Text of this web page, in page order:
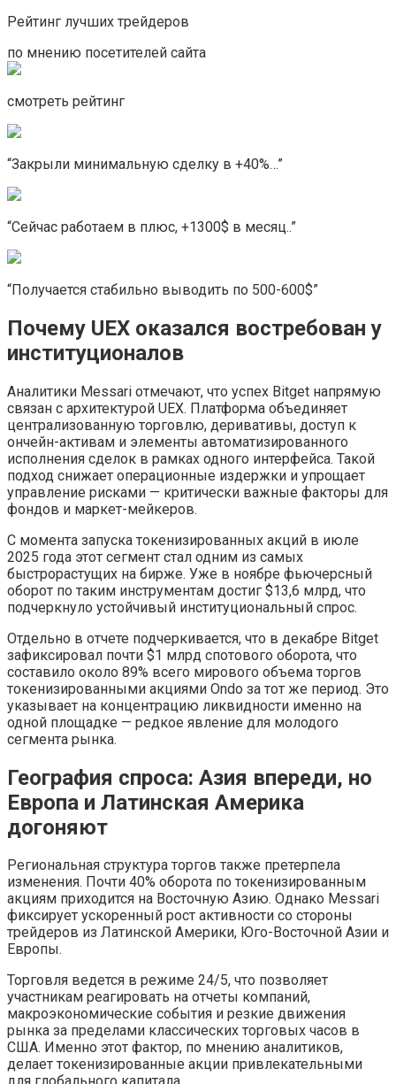
Рейтинг лучших трейдеров
по мнению посетителей сайта
смотреть рейтинг
“Закрыли минимальную сделку в +40%…”
“Сейчас работаем в плюс, +1300$ в месяц..”
“Получается стабильно выводить по 500-600$”
Почему UEX оказался востребован у
институционалов
Аналитики Messari отмечают, что успех Bitget напрямую
связан с архитектурой UEX. Платформа объединяет
централизованную торговлю, деривативы, доступ к
ончейн-активам и элементы автоматизированного
исполнения сделок в рамках одного интерфейса. Такой
подход снижает операционные издержки и упрощает
управление рисками — критически важные факторы для
фондов и маркет-мейкеров.
С момента запуска токенизированных акций в июле
2025 года этот сегмент стал одним из самых
быстрорастущих на бирже. Уже в ноябре фьючерсный
оборот по таким инструментам достиг $13,6 млрд, что
подчеркнуло устойчивый институциональный спрос.
Отдельно в отчете подчеркивается, что в декабре Bitget
зафиксировал почти $1 млрд спотового оборота, что
составило около 89% всего мирового объема торгов
токенизированными акциями Ondo за тот же период. Это
указывает на концентрацию ликвидности именно на
одной площадке — редкое явление для молодого
сегмента рынка.
География спроса: Азия впереди, но
Европа и Латинская Америка
догоняют
Региональная структура торгов также претерпела
изменения. Почти 40% оборота по токенизированным
акциям приходится на Восточную Азию. Однако Messari
фиксирует ускоренный рост активности со стороны
трейдеров из Латинской Америки, Юго-Восточной Азии и
Европы.
Торговля ведется в режиме 24/5, что позволяет
участникам реагировать на отчеты компаний,
макроэкономические события и резкие движения
рынка за пределами классических торговых часов в
США. Именно этот фактор, по мнению аналитиков,
делает токенизированные акции привлекательными